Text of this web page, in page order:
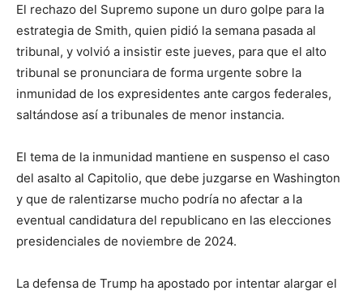
El rechazo del Supremo supone un duro golpe para la
estrategia de Smith, quien pidió la semana pasada al
tribunal, y volvió a insistir este jueves, para que el alto
tribunal se pronunciara de forma urgente sobre la
inmunidad de los expresidentes ante cargos federales,
saltándose así a tribunales de menor instancia.
El tema de la inmunidad mantiene en suspenso el caso
del asalto al Capitolio, que debe juzgarse en Washington
y que de ralentizarse mucho podría no afectar a la
eventual candidatura del republicano en las elecciones
presidenciales de noviembre de 2024.
La defensa de Trump ha apostado por intentar alargar el